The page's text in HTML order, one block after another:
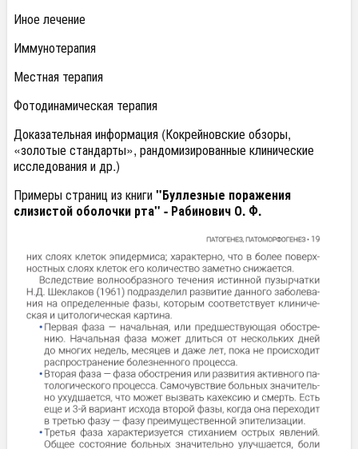
Иное лечение
Иммунотерапия
Местная терапия
Фотодинамическая терапия
Доказательная информация (Кокрейновские обзоры,
«золотые стандарты», рандомизированные клинические
исследования и др.)
Примеры страниц из книги"Буллезные поражения
слизистой оболочки рта" - Рабинович О. Ф.